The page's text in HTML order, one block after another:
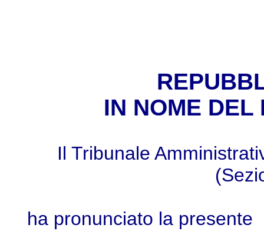
IN NOME DEL
Il Tribunale
ha pronunciato la presente